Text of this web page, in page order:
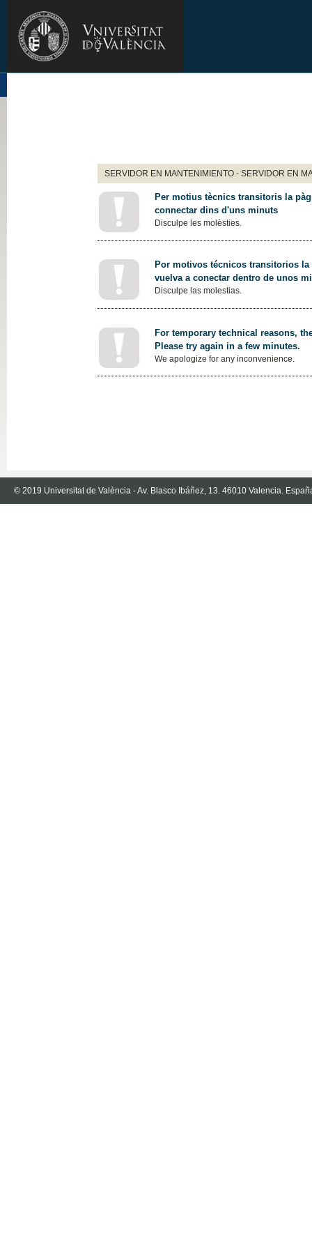
SERVIDOR EN MANTENIMIENTO - SERVIDOR EN
Per motius tècnics transitoris la
connectar dins d'uns minuts
Disculpe les molèsties.
Por motivos técnicos transitorios
vuelva a conectar dentro de unos
Disculpe las molestias.
For temporary technical reasons,
Please try again in a few minutes.
We apologize for any inconvenience.
© 2019 Universitat de València - Av. Blasco Ibáñez, 13. 46010 Valencia.